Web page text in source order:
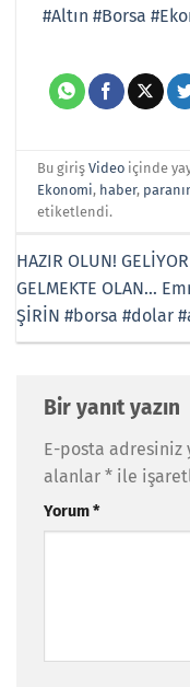
#Altın #Borsa
Bu girişVideo içinde
Ekonomi, haber,
etiketlendi.
HAZIR OLUN! GELİYOR
GELMEKTE OLAN…
ŞİRİN #borsa #dolar
Bir yanıt yazın
E-posta adresiniz
alanlar * ile
Yorum*